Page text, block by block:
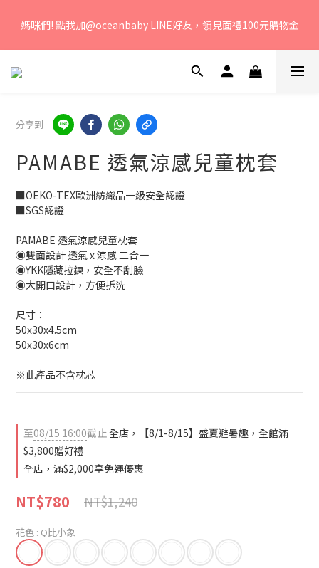
間：周一至周五 早上9點 至 下午6點。
媽咪們! 點我加@oceanbaby LINE好友，領見面禮100元購物金
若您有任何問題、歡迎聯絡客服專線：04-2382-6878，服務時
分享到
PAMABE 透氣涼感兒童枕套
■OEKO-TEX歐洲紡織品一級安全認證
■SGS認證
PAMABE 透氣涼感兒童枕套
◉雙面設計 透氣 x 涼感 二合一
◉YKK隱藏拉鍊，安全不刮臉
◉大開口設計，方便拆洗
尺寸：
50x30x4.5cm
50x30x6cm
※此產品不含枕芯
至08/15 16:00截止全店，【8/1-8/15】盛夏避暑趣，全館滿
$3,800贈好禮
全店，滿$2,000享免運優惠
NT$780 NT$1,240
花色 : Q比小象